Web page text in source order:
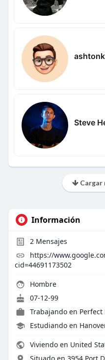
Steve
Cargar
Información
2Mensajes
https://
cid=44691173502
Hombre
07-12-99
Trabajando en Perfect
Estudiando en
Viviendo en United